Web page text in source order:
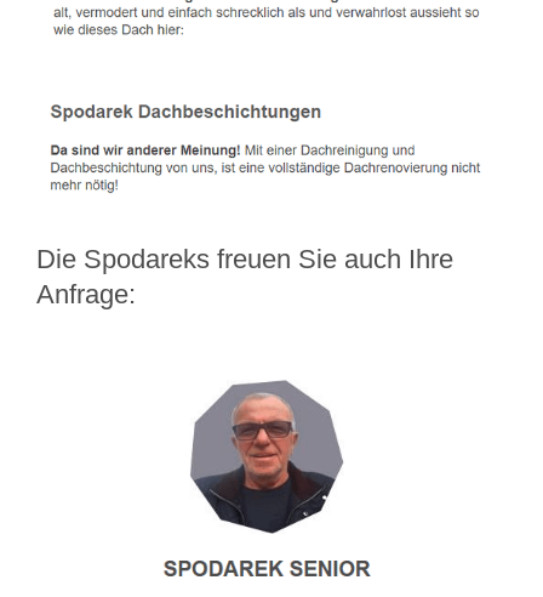
Die Spodareks freuen Sie auch Ihre
Anfrage: